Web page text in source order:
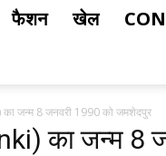
फैशन खेल
का जन्म 8 जनवरी 1990 को जमशेदपुर
का जन्म 8